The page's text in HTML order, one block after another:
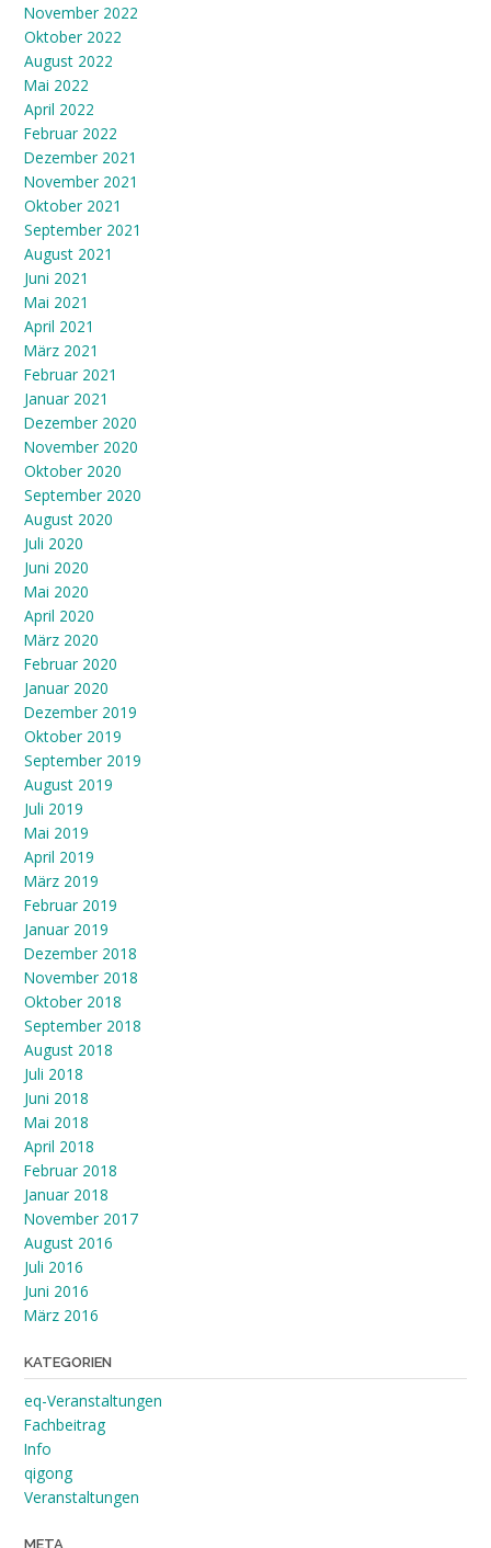
November 2022
Oktober 2022
August 2022
Mai 2022
April 2022
Februar 2022
Dezember 2021
November 2021
Oktober 2021
September 2021
August 2021
Juni 2021
Mai 2021
April 2021
März 2021
Februar 2021
Januar 2021
Dezember 2020
November 2020
Oktober 2020
September 2020
August 2020
Juli 2020
Juni 2020
Mai 2020
April 2020
März 2020
Februar 2020
Januar 2020
Dezember 2019
Oktober 2019
September 2019
August 2019
Juli 2019
Mai 2019
April 2019
März 2019
Februar 2019
Januar 2019
Dezember 2018
November 2018
Oktober 2018
September 2018
August 2018
Juli 2018
Juni 2018
Mai 2018
April 2018
Februar 2018
Januar 2018
November 2017
August 2016
Juli 2016
Juni 2016
März 2016
KATEGORIEN
eq-Veranstaltungen
Fachbeitrag
Info
qigong
Veranstaltungen
META